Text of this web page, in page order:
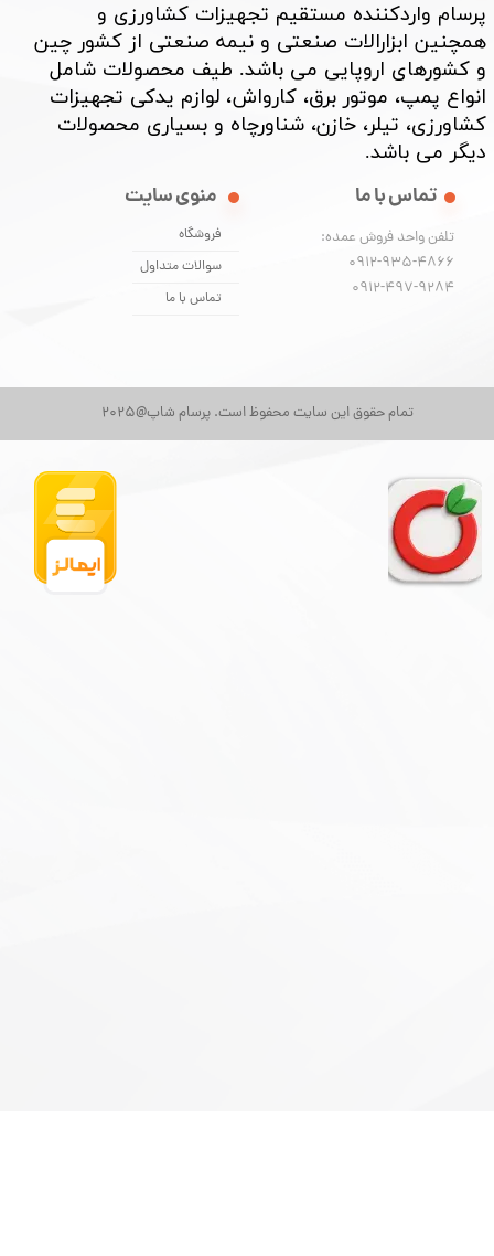
تمام حقوق این سایت محفوظ است. پرسام شاپ@2025
پرسام واردکننده مستقیم تجهیزات کشاورزی و
همچنین ابزارالات صنعتی و نیمه صنعتی از کشور چین
و کشورهای اروپایی می باشد. طیف محصولات شامل
انواع پمپ، موتور برق، کارواش، لوازم یدکی تجهیزات
کشاورزی، تیلر، خازن، شناورچاه و بسیاری محصولات
دیگر می باشد. ​​​​​​​
منوی سایت
فروشگاه
سوالات متداول
تماس با ما
تماس با ما
تلفن واحد فروش عمده:
0912-935-4866
​​​​​​​0912-497-9284